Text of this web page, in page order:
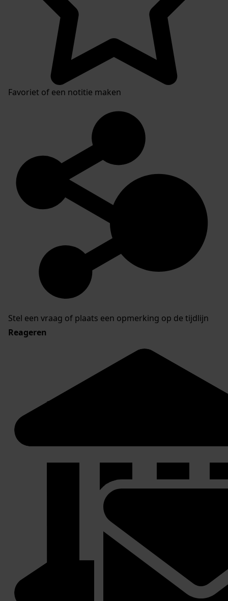
Favoriet of een notitie maken
Stel een vraag of plaats een opmerking op de tijdlijn
Reageren